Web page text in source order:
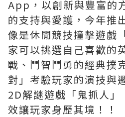
App，以創新與豐富的
的支持與愛護，今年推
像是休閒競技撞擊遊戲
家可以挑選自己喜歡的
戰、鬥智鬥勇的經典撲
對」考驗玩家的演技與
2D解謎遊戲「鬼抓人」
效讓玩家身歷其境！！